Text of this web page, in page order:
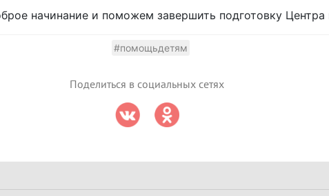
начинание и поможем завершить подготовку
#помощьдетям
Поделиться в социальных сетях